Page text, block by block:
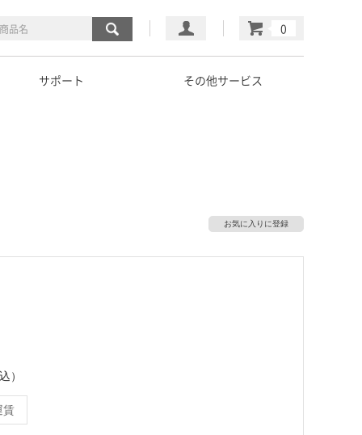
マイページ
カート
サポート その他サービス
お気に入りに登録
）
賃